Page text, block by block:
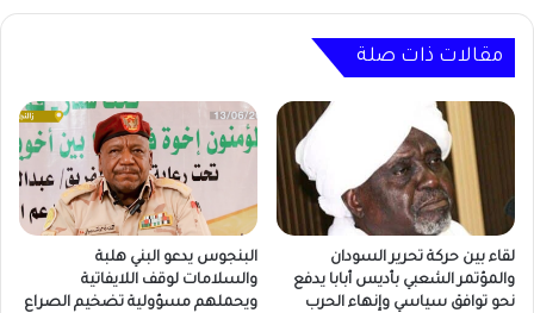
الإلكترونية
مقالات ذات صلة
لقاء بين حركة تحرير السودان
والمؤتمر الشعبي بأديس أبابا يدفع
نحو توافق سياسي وإنهاء الحرب
البنجوس يدعو البني هلبة
والسلامات لوقف اللايفاتية
ويحملهم مسؤولية تضخيم الصراع